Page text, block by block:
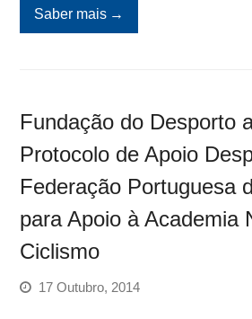
Saber mais →
Fundação do Desporto
Protocolo de Apoio
Federação Portuguesa
para Apoio à Academia
Ciclismo
17 Outubro, 2014